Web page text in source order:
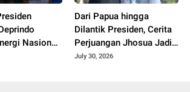
Nasional
3
Dari Papua hingga
Dilantik Presiden, Cerita
Perjuangan Jhosua Jadi
Praja IPDN
July 30, 2026